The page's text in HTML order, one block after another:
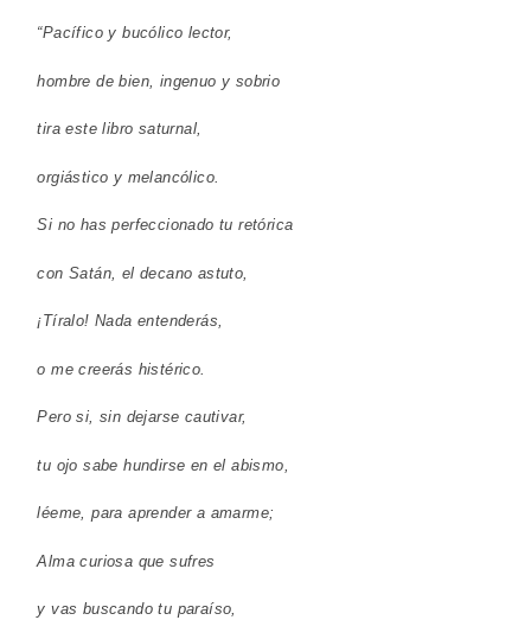
“Pacífico y bucólico lector,
hombre de bien, ingenuo y sobrio
tira este libro saturnal,
orgiástico y melancólico.
Si no has perfeccionado tu retórica
con Satán, el decano astuto,
¡Tíralo! Nada entenderás,
o me creerás histérico.
Pero si, sin dejarse cautivar,
tu ojo sabe hundirse en el abismo,
léeme, para aprender a amarme;
Alma curiosa que sufres
y vas buscando tu paraíso,